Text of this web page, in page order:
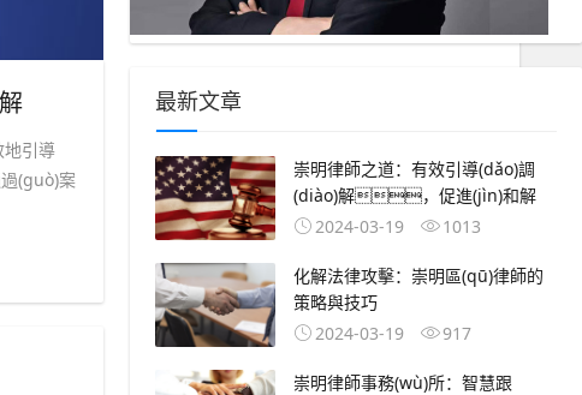
引導
(guò)案
最新文章
崇明律師之道：有效引導(dǎo)調
(diào)解，促進(jìn)和解
2024-03-19
1013
化解法律攻擊：崇明區(qū)律師的
策略與技巧
2024-03-19
917
崇明律師事務(wù)所：智慧跟